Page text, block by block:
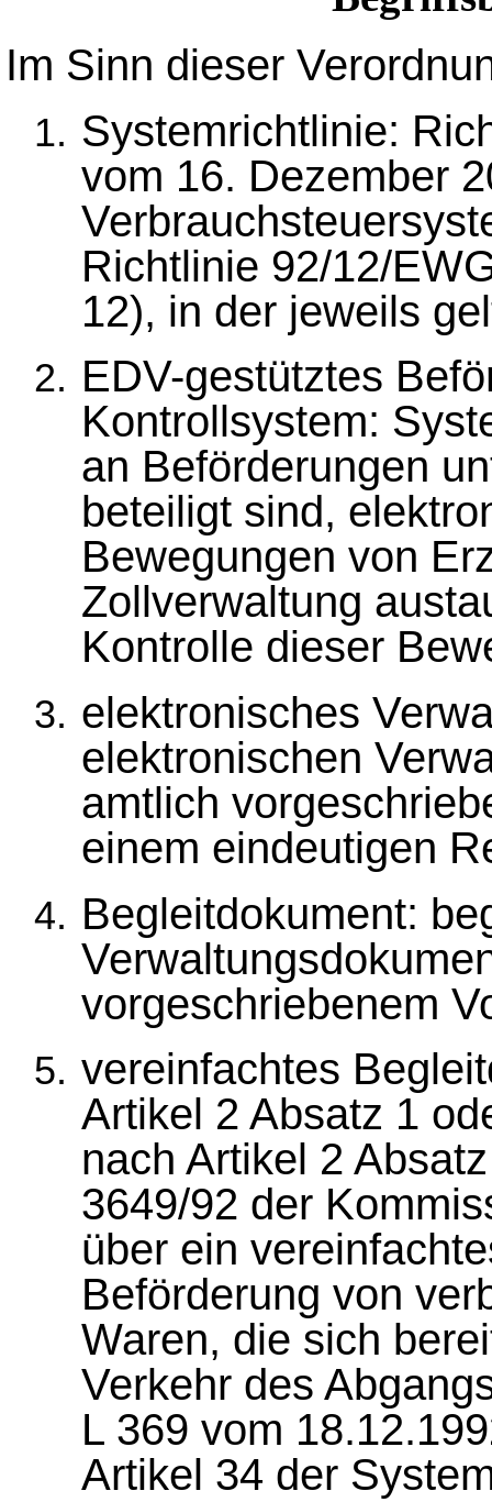
Im Sinn dieser
Systemrichtlinie:
vom 16. Dezember
Richtlinie 92/12/
12), in der jeweils
EDV-gestütztes
Kontrollsystem:
an Beförderungen
beteiligt sind,
Bewegungen von
Zollverwaltung
Kontrolle dieser
elektronisches
elektronischen
amtlich
einem eindeutigen
Begleitdokument:
vorgeschriebenem
vereinfachtes
Artikel 2 Absatz 1
nach Artikel 2
3649/92 der
über ein
Beförderung von
Waren, die sich
Verkehr des
L 369 vom
Artikel 34 der